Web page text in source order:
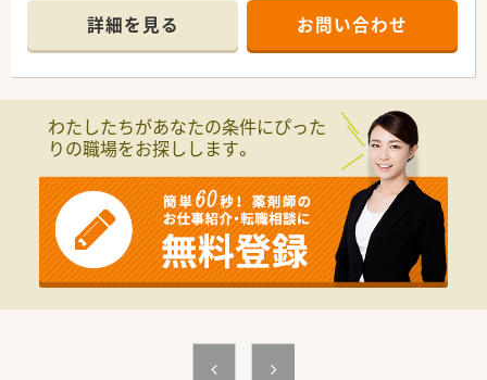
も、店舗全体で丁寧にサポートいたします。]
＊------------------------------------------＊
【店舗情報と応需状況について】
■内科や循環器科などの処方箋を門前クリニックから主に1日
■最寄り駅から車で5分ほどの場所に位置しており、近隣医療機
関の施設調剤にも対応しています。
■医薬品の採用品目数は約1200品目と幅広く、一包化の処方や
【募集背景と求める人物像について】
■今回は地域でニーズが高まる店舗での体制強化および今後の
定年退職を見据えた定期採用です。
■周囲のスタッフと協調性を持ちながら、チームワークを重視し
て業務に取り組める方を求めます。
■若手で管理薬剤師に挑戦したい方や、急な欠員時のヘルプ対応
詳細を見る お問い合わせ
わたしたちがあなたの条件にぴった
りの職場をお探しします。